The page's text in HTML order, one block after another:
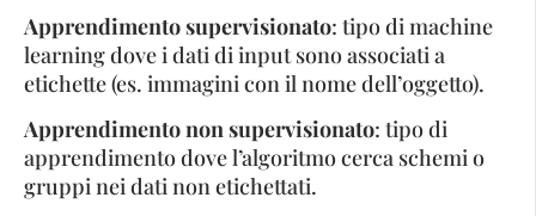
Apprendimento supervisionato: tipo di machine
learning dove i dati di input sono associati a
etichette (es. immagini con il nome dell’oggetto).
Apprendimento non supervisionato: tipo di
apprendimento dove l’algoritmo cerca schemi o
gruppi nei dati non etichettati.